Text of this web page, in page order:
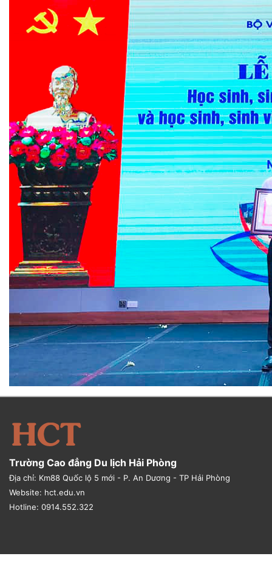
Trường Cao đẳng Du lịch Hải Phòng
Địa chỉ: Km88 Quốc lộ 5 mới - P. An Dương - TP Hải Phòng
Website: hct.edu.vn
Hotline: 0914.552.322